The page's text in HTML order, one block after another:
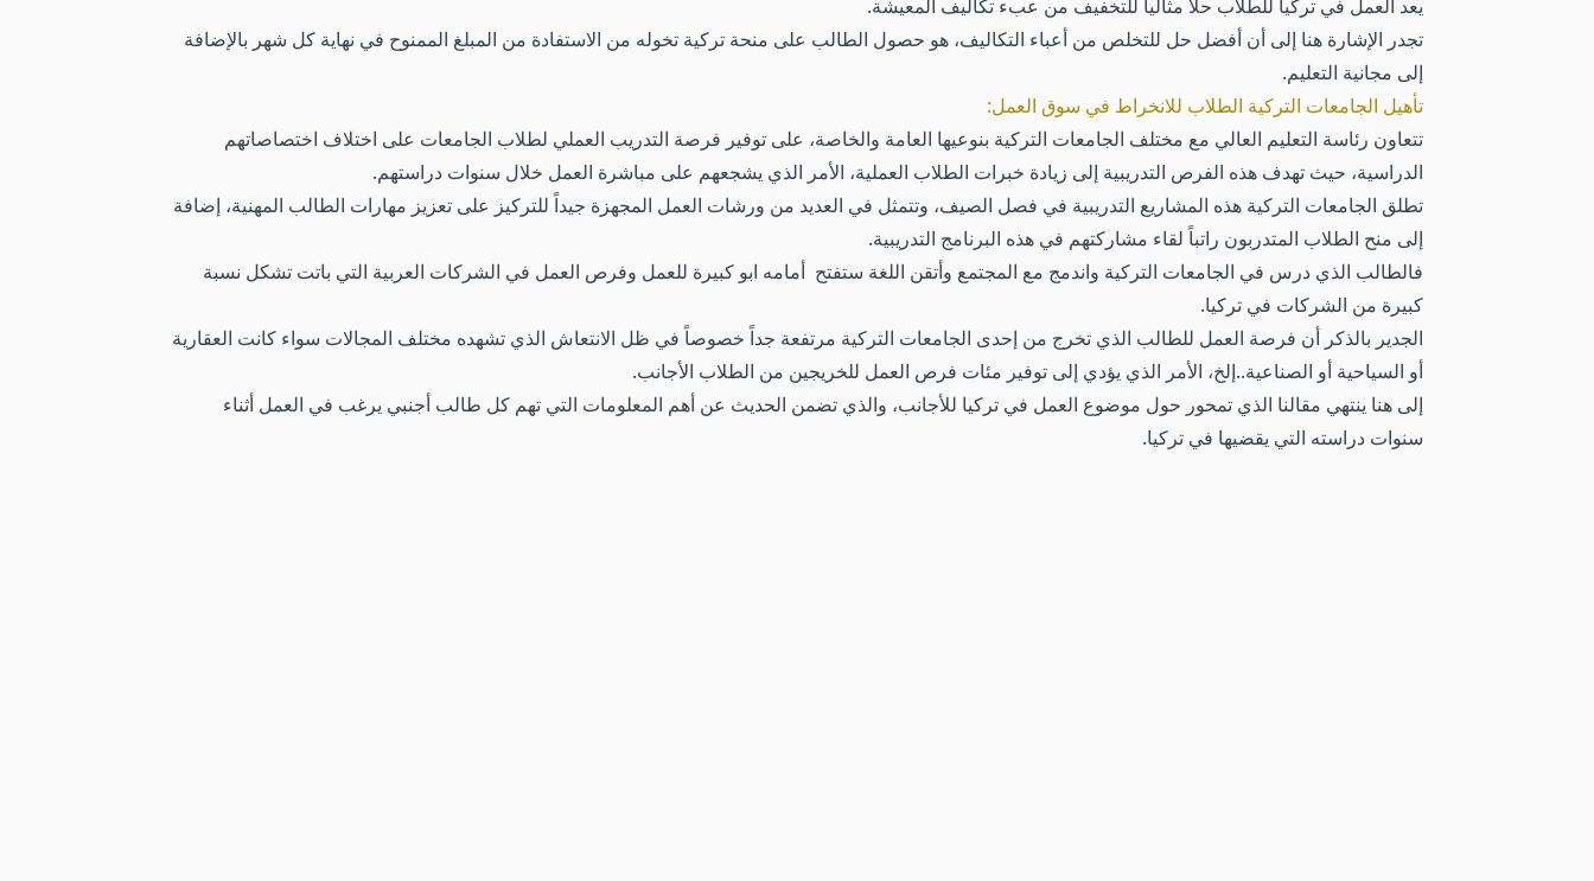
يعد العمل في تركيا للطلاب حلاً مثالياً للتخفيف من عبء تكاليف المعيشة.
تجدر الإشارة هنا إلى أن أفضل حل للتخلص من أعباء التكاليف، هو حصول الطالب على منحة تركية تخوله من الاستفادة من المبلغ الممنوح في نهاية كل شهر بالإضافة
إلى مجانية التعليم.
تأهيل الجامعات التركية الطلاب للانخراط في سوق العمل:
تتعاون رئاسة التعليم العالي مع مختلف الجامعات التركية بنوعيها العامة والخاصة، على توفير فرصة التدريب العملي لطلاب الجامعات على اختلاف اختصاصاتهم
الدراسية، حيث تهدف هذه الفرص التدريبية إلى زيادة خبرات الطلاب العملية، الأمر الذي يشجعهم على مباشرة العمل خلال سنوات دراستهم.
تطلق الجامعات التركية هذه المشاريع التدريبية في فصل الصيف، وتتمثل في العديد من ورشات العمل المجهزة جيداً للتركيز على تعزيز مهارات الطالب المهنية، إضافة
إلى منح الطلاب المتدربون راتباً لقاء مشاركتهم في هذه البرنامج التدريبية.
فالطالب الذي درس في الجامعات التركية واندمج مع المجتمع وأتقن اللغة ستفتح أمامه ابو كبيرة للعمل وفرص العمل في الشركات العربية التي باتت تشكل نسبة
كبيرة من الشركات في تركيا.
الجدير بالذكر أن فرصة العمل للطالب الذي تخرج من إحدى الجامعات التركية مرتفعة جداً خصوصاً في ظل الانتعاش الذي تشهده مختلف المجالات سواء كانت العقارية
أو السياحية أو الصناعية..إلخ، الأمر الذي يؤدي إلى توفير مئات فرص العمل للخريجين من الطلاب الأجانب.
إلى هنا ينتهي مقالنا الذي تمحور حول موضوع العمل في تركيا للأجانب، والذي تضمن الحديث عن أهم المعلومات التي تهم كل طالب أجنبي يرغب في العمل أثناء
سنوات دراسته التي يقضيها في تركيا.